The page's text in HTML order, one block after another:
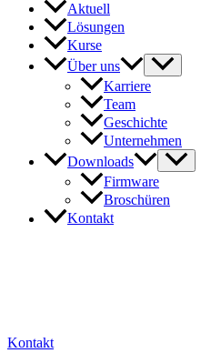
Aktuell
Lösungen
Kurse
Über uns
Karriere
Team
Geschichte
Unternehmen
Downloads
Firmware
Broschüren
Kontakt
Kontakt